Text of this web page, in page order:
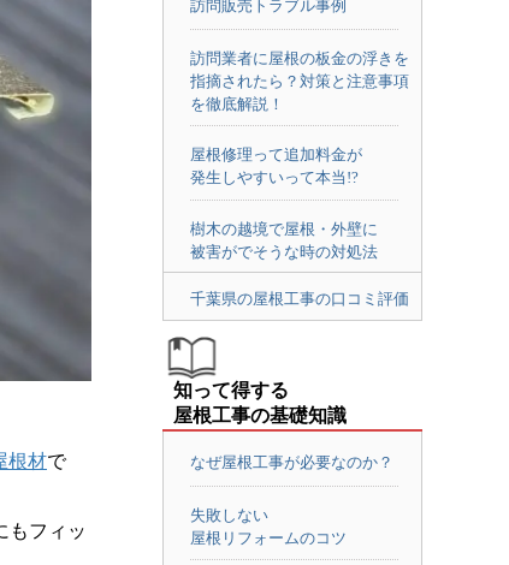
根材で
もフィッ
訪問販売トラブル事例
訪問業者に屋根の板金の浮きを
指摘されたら？対策と注意事項
を徹底解説！
屋根修理って追加料金が
発生しやすいって本当!?
樹木の越境で屋根・外壁に
被害がでそうな時の対処法
千葉県の屋根工事の口コミ評価
知って得する
屋根工事の基礎知識
なぜ屋根工事が必要なのか？
失敗しない
屋根リフォームのコツ